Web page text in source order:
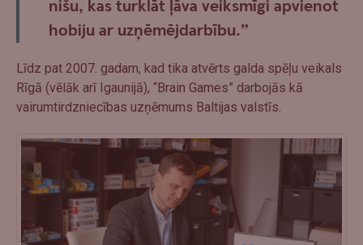
nišu, kas turklāt ļāva veiksmīgi apvienot
hobiju ar uzņēmējdarbību.”
Līdz pat 2007. gadam, kad tika atvērts galda spēļu veikals
Rīgā (vēlāk arī Igaunijā), “Brain Games” darbojās kā
vairumtirdzniecības uzņēmums Baltijas valstīs.